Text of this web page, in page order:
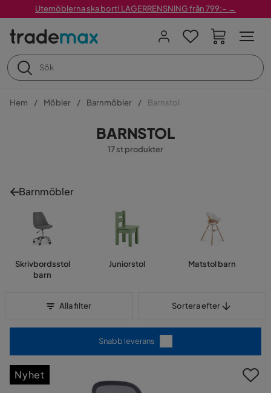
Utemöblerna ska bort! LAGERRENSNING från 799:– →
Hem Möbler Barnmöbler Barnstol
BARNSTOL
17 st produkter
Barnmöbler
Skrivbordsstol
barn
Juniorstol Matstol barn
Alla filter Sortera efter
Snabb leverans
Nyhet